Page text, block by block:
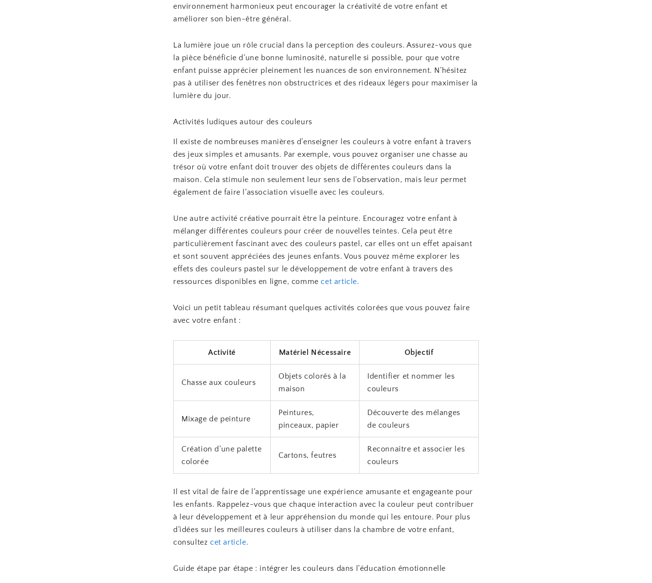
environnement harmonieux peut encourager la créativité de votre enfant et
améliorer son bien-être général.
La lumière joue un rôle crucial dans la perception des couleurs. Assurez-vous que
la pièce bénéficie d’une bonne luminosité, naturelle si possible, pour que votre
enfant puisse apprécier pleinement les nuances de son environnement. N’hésitez
pas à utiliser des fenêtres non obstructrices et des rideaux légers pour maximiser la
lumière du jour.
Activités ludiques autour des couleurs
Il existe de nombreuses manières d’enseigner les couleurs à votre enfant à travers
des jeux simples et amusants. Par exemple, vous pouvez organiser une chasse au
trésor où votre enfant doit trouver des objets de différentes couleurs dans la
maison. Cela stimule non seulement leur sens de l’observation, mais leur permet
également de faire l’association visuelle avec les couleurs.
Une autre activité créative pourrait être la peinture. Encouragez votre enfant à
mélanger différentes couleurs pour créer de nouvelles teintes. Cela peut être
particulièrement fascinant avec des couleurs pastel, car elles ont un effet apaisant
et sont souvent appréciées des jeunes enfants. Vous pouvez même explorer les
effets des couleurs pastel sur le développement de votre enfant à travers des
ressources disponibles en ligne, commecet article.
Voici un petit tableau résumant quelques activités colorées que vous pouvez faire
avec votre enfant :
Activité Matériel Nécessaire Objectif
Chasse aux couleurs
Objets colorés à la
maison
Identifier et nommer les
couleurs
Mixage de peinture
Peintures,
pinceaux, papier
Découverte des mélanges
de couleurs
Création d’une palette
colorée
Cartons, feutres
Reconnaître et associer les
couleurs
Il est vital de faire de l’apprentissage une expérience amusante et engageante pour
les enfants. Rappelez-vous que chaque interaction avec la couleur peut contribuer
à leur développement et à leur appréhension du monde qui les entoure. Pour plus
d’idées sur les meilleures couleurs à utiliser dans la chambre de votre enfant,
consultez cet article.
Guide étape par étape : intégrer les couleurs dans l’éducation émotionnelle